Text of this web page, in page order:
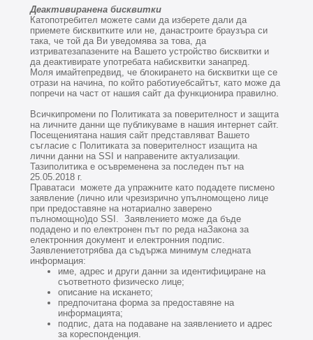
Деактивиранена бисквитки
Катопотребител можете сами да изберете дали да
приемете бисквитките или не, данастроите браузъра си
така, че той да Ви уведомява за това, да
изтриватезапазените на Вашето устройство бисквитки и
да деактивирате употребата набисквитки занапред.
Моля имайтепредвид, че блокирането на бисквитки ще се
отрази на начина, по който работиуебсайтът, като може да
попречи на част от нашия сайт да функционира правилно.
Всичкипромени по Политиката за поверителност и защита
на личните данни ще публикуваме в нашия интернет сайт.
Посещениятана нашия сайт представляват Вашето
съгласие с Политиката за поверителност изащита на
лични данни на SSI и направените актуализации.
Тазиполитика е осъвременена за последен път на
25 .05.2018 г.
Праватаси можете да упражните като подадете писмено
заявление (лично или чрезизрично упълномощено лице
при предоставяне на нотариално заверено
пълномощно)до SSI. Заявлението може да бъде
подадено и по електронен път по реда наЗакона за
електронния документ и електронния подпис.
Заявлениетотрябва да съдържа минимум следната
информация:
име, адрес и други данни за идентифициране на
съответното физическо лице;
описание на искането;
предпочитана форма за предоставяне на
информацията;
подпис, дата на подаване на заявлението и адрес
за кореспонденция.